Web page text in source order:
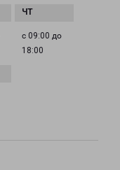
с 09:00 до
18:00